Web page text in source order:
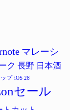
マレーシ
ク 長野 日本酒
プ iOS 28
セール